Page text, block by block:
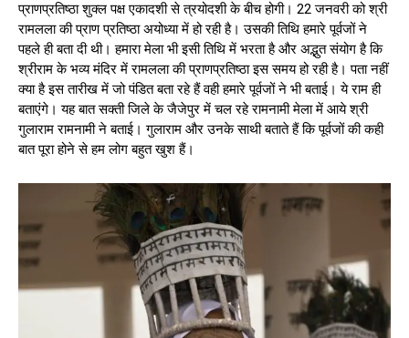
प्राणप्रतिष्ठा शुक्ल पक्ष एकादशी से त्रयोदशी के बीच होगी। 22 जनवरी को श्री
रामलला की प्राण प्रतिष्ठा अयोध्या में हो रही है। उसकी तिथि हमारे पूर्वजों ने
पहले ही बता दी थी। हमारा मेला भी इसी तिथि में भरता है और अद्भुत संयोग है कि
श्रीराम के भव्य मंदिर में रामलला की प्राणप्रतिष्ठा इस समय हो रही है। पता नहीं
क्या है इस तारीख में जो पंडित बता रहे हैं वही हमारे पूर्वजों ने भी बताई। ये राम ही
बताएंगे। यह बात सक्ती जिले के जैजेपुर में चल रहे रामनामी मेला में आये श्री
गुलाराम रामनामी ने बताई। गुलाराम और उनके साथी बताते हैं कि पूर्वजों की कही
बात पूरा होने से हम लोग बहुत खुश हैं।